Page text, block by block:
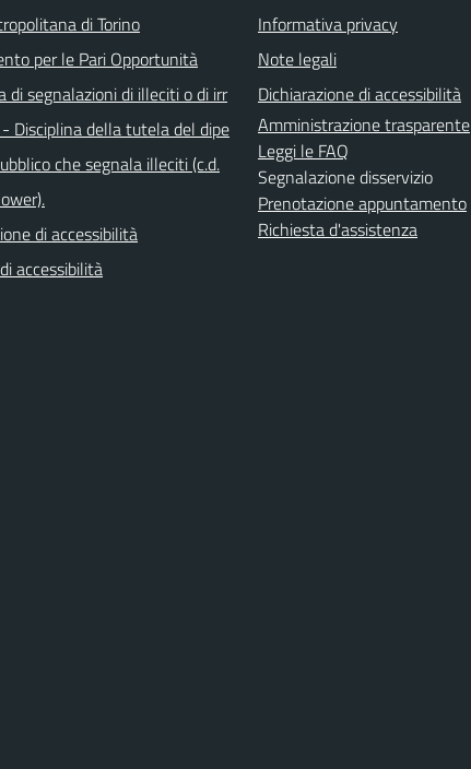
di Torino
per le Pari Opportunità
di segnalazioni di illeciti o di irr
Disciplina della tutela del dipe
che segnala illeciti (c.d.
di accessibilità
accessibilità
Informativa privacy
Note legali
Dichiarazione di accessibilità
Amministrazione trasparente
Leggi le FAQ
Segnalazione disservizio
Prenotazione appuntamento
Richiesta d'assistenza